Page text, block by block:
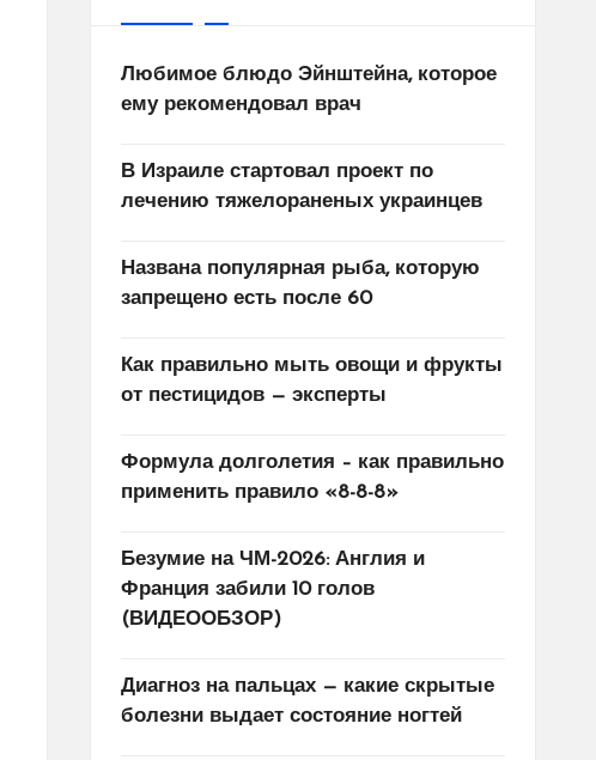
Любимое блюдо Эйнштейна, которое
ему рекомендовал врач
В Израиле стартовал проект по
лечению тяжелораненых украинцев
Названа популярная рыба, которую
запрещено есть после 60
Как правильно мыть овощи и фрукты
от пестицидов — эксперты
Формула долголетия – как правильно
применить правило «8-8-8»
Безумие на ЧМ-2026: Англия и
Франция забили 10 голов
(ВИДЕООБЗОР)
Диагноз на пальцах — какие скрытые
болезни выдает состояние ногтей